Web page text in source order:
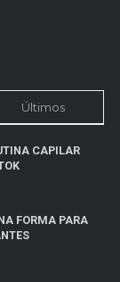
Últimos
CAPILAR
FORMA PARA